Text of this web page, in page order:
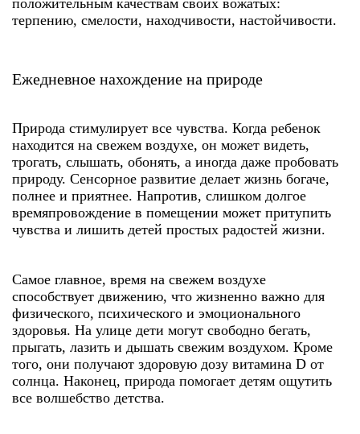
положительным качествам своих вожатых:
терпению, смелости, находчивости, настойчивости.
Ежедневное нахождение на природе
Природа стимулирует все чувства. Когда ребенок
находится на свежем воздухе, он может видеть,
трогать, слышать, обонять, а иногда даже пробовать
природу. Сенсорное развитие делает жизнь богаче,
полнее и приятнее. Напротив, слишком долгое
времяпровождение в помещении может притупить
чувства и лишить детей простых радостей жизни.
Самое главное, время на свежем воздухе
способствует движению, что жизненно важно для
физического, психического и эмоционального
здоровья. На улице дети могут свободно бегать,
прыгать, лазить и дышать свежим воздухом. Кроме
того, они получают здоровую дозу витамина D от
солнца. Наконец, природа помогает детям ощутить
все волшебство детства.